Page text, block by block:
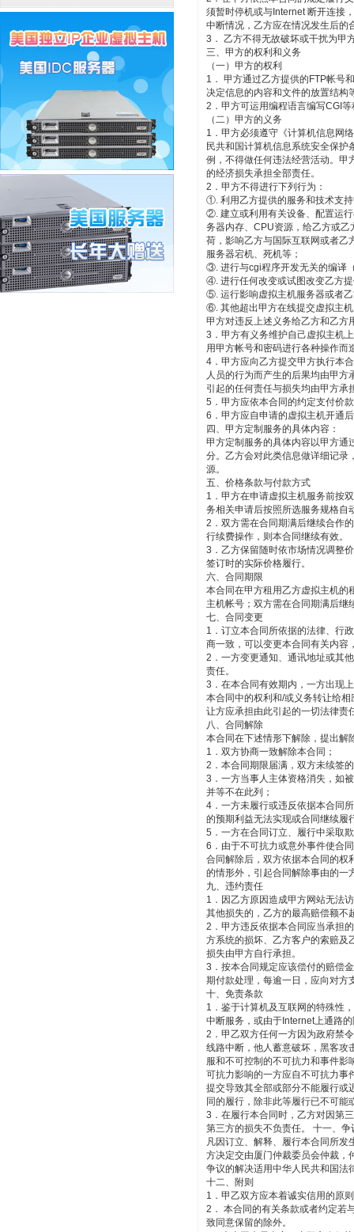
须暂时停机或与Internet 断开连接
中断情况，乙方应在情况发生后的
3． 乙方不得无故破坏或干扰为甲
三、甲方的权利和义务
（一）甲方的权利
1． 甲方通过乙方提供的FTP帐号
决定信息的内容和文件的放置结构
2．甲方可运用编程语言编写CGI
（二）甲方的义务
1．甲方必须遵守《计算机信息网
民共和国计算机信息系统安全保
例，不得做任何违法经营活动。甲
的经济损失承担全部责任。
2．甲方不得进行下列行为：
①. 利用乙方提供的服务和技术支
②. 建立或利用有关设备、配置运
务器内存、CPU资源，给乙方或
荷，影响乙方与国际互联网或者乙
服务器宕机、死机等；
③. 进行与cgi程序开发无关的编译
④. 进行任何改变或试图改变乙方
⑤. 运行影响虚拟主机服务器或者
⑥. 其他超出甲方在线提交虚拟主
甲方对违反上述义务给乙方和乙方
3．甲方有义务维护自己虚拟主机
用甲方帐号和密码进行各种操作而
4．甲方应向乙方提交甲方执行本
人员的行为而产生的后果均由甲
引起的任何责任与损失均由甲方承
5．甲方应依本合同的约定支付价
6．甲方应自申请的虚拟主机开通
四、甲方定制服务的具体内容：
甲方定制服务的具体内容以甲方通
分。乙方会对此类信息做详细记录
源。
五、价格条款与付款方式
1．甲方在申请虚拟主机服务前按
务相关申请后按照所选服务规格自
2．双方需在合同期满后继续合作
行续费操作，则本合同继续有效。
3．乙方保留随时依市场情况调整
签订时的实际价格履行。
六、合同期限
本合同在甲方租用乙方虚拟主机的
主机帐号；双方需在合同期满后继
七、合同变更
1．订立本合同所依据的法律、行
商一致，可以变更本合同有关内容
2．一方变更通知、通讯地址或其
责任。
3．在本合同有效期内，一方出现
本合同中的权利和/或义务转让给
让方应承担由此引起的一切法律责
八、合同解除
本合同在下述情形下解除，提出解
1．双方协商一致解除本合同；
2．本合同期限届满，双方未续签
3．一方当事人主体资格消失，如
并等不在此列；
4．一方未履行或违反依据本合同
的预期利益无法实现或合同继续履
5．一方在合同订立、履行中采取
6．由于不可抗力或意外事件使合
合同解除后，双方依据本合同的权
的情形外，引起合同解除事由的一
九、违约责任
1．因乙方原因造成甲方网站无法
其他损失的，乙方的最高赔偿额不
2．甲方违反依据本合同应当承担
方系统的损坏、乙方客户的索赔及
损失由甲方自行承担。
3．按本合同规定应该偿付的赔偿
期付款处理，每逾一日，应向对方
十、免责条款
1．鉴于计算机及互联网的特殊性
中断服务，或由于Internet上通路
2．甲乙双方任何一方因为政府禁
线路中断，他人蓄意破坏，黑客攻
服和不可控制的不可抗力和事件
可抗力影响的一方应自不可抗力事
提交导致其全部或部分不能履行或
同的履行，除非此等履行已不可能
3．在履行本合同时，乙方对因第
第三方的损失不负责任。 十一、争
凡因订立、解释、履行本合同所
方决定交由厦门仲裁委员会仲裁，
争议的解决适用中华人民共和国法
十二、附则
1．甲乙双方应本着诚实信用的原
2． 本合同的有关条款或者约定若
致同意保留的除外。